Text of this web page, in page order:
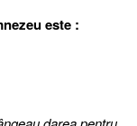
este :